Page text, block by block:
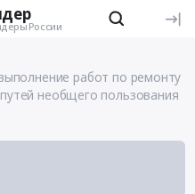
России
работ по ремонту
необщего пользования